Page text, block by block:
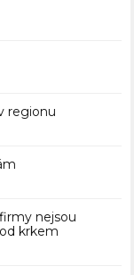
regionu
nejsou
krkem